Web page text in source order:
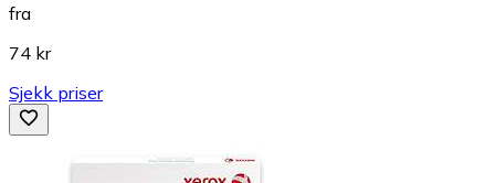
fra
74 kr
Sjekk priser